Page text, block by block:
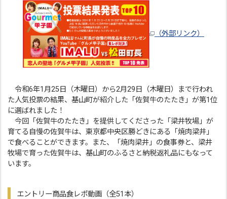
（外部リンク）
令和6年1月25日（木曜日）から2月29日（木曜日）まで行われ
た人気投票の結果、基山町が紹介した「佐賀牛のたたき」が第1位
に選ばれました！
今回「佐賀牛のたたき」を提供してくださった「梁井牧場」が
育てる自慢の佐賀牛は、東京都中央区勝どきにある「焼肉梁井」
で食べることができます。また、「焼肉梁井」の食事券と、梁井
牧場で育った佐賀牛は、基山町のふるさと納税返礼品にもなって
います。
エントリー商品食レポ動画（全51本）